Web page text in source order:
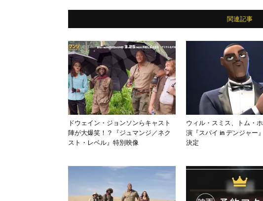
関連記事
ドウェイン・ジョンソンらキャスト
陣が大爆笑！？『ジュマンジ／ネク
スト・レベル』特別映像
ウィル・スミス、トム・
演『スパイ in デンジャー
決定